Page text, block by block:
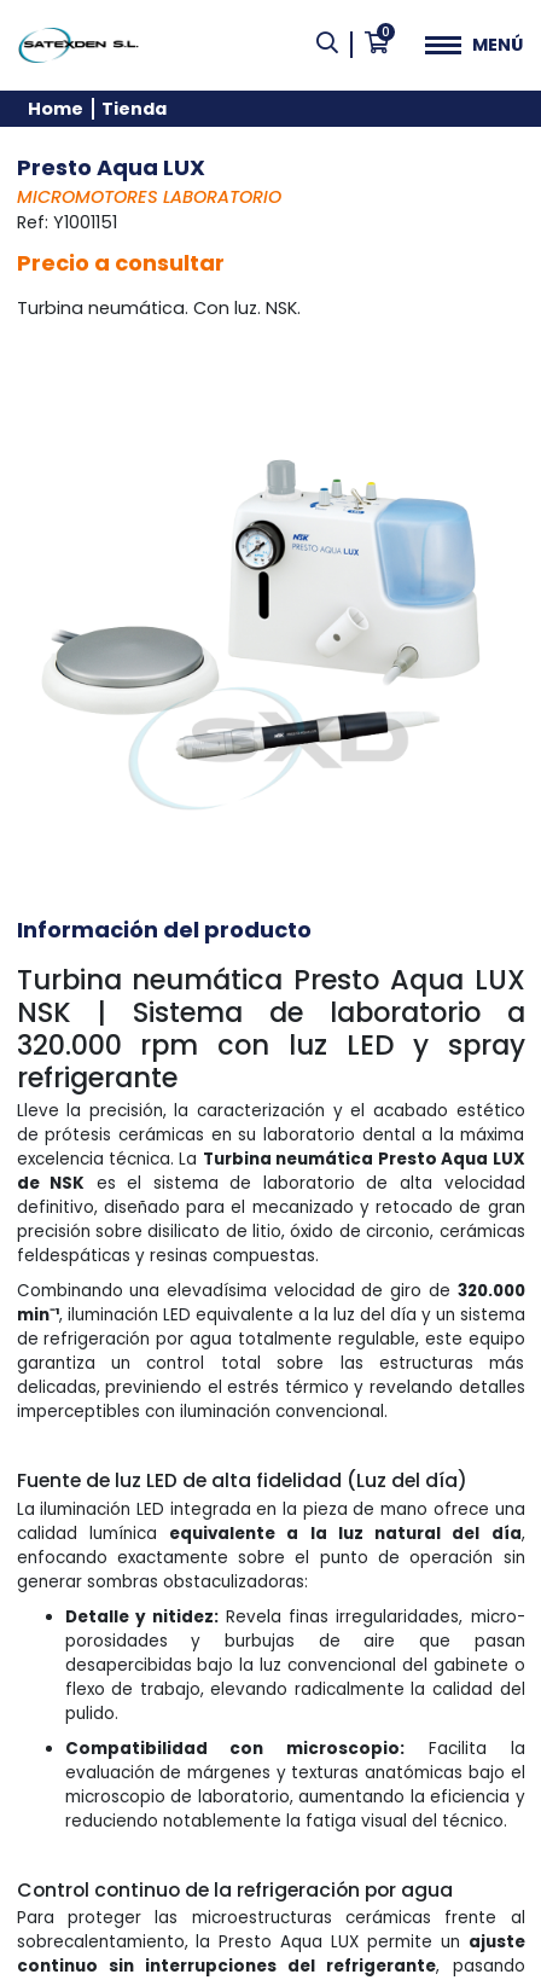
0
MENÚ
Home Tienda
Presto Aqua LUX
MICROMOTORES LABORATORIO
Ref: Y1001151
Precio a consultar
Turbina neumática. Con luz. NSK.
Información del producto
Turbina neumática Presto Aqua LUX
NSK | Sistema de laboratorio a
320.000 rpm con luz LED y spray
refrigerante
Lleve la precisión, la caracterización y el acabado estético
de prótesis cerámicas en su laboratorio dental a la máxima
excelencia técnica. La Turbina neumática Presto Aqua LUX
de NSK es el sistema de laboratorio de alta velocidad
definitivo, diseñado para el mecanizado y retocado de gran
precisión sobre disilicato de litio, óxido de circonio, cerámicas
feldespáticas y resinas compuestas.
Combinando una elevadísima velocidad de giro de 320.000
min⁻¹, iluminación LED equivalente a la luz del día y un sistema
de refrigeración por agua totalmente regulable, este equipo
garantiza un control total sobre las estructuras más
delicadas, previniendo el estrés térmico y revelando detalles
imperceptibles con iluminación convencional.
Fuente de luz LED de alta fidelidad (Luz del día)
La iluminación LED integrada en la pieza de mano ofrece una
calidad lumínica equivalente a la luz natural del día,
enfocando exactamente sobre el punto de operación sin
generar sombras obstaculizadoras:
Detalle y nitidez:Revela finas irregularidades, micro-
porosidades y burbujas de aire que pasan
desapercibidas bajo la luz convencional del gabinete o
flexo de trabajo, elevando radicalmente la calidad del
pulido.
Compatibilidad con microscopio: Facilita la
evaluación de márgenes y texturas anatómicas bajo el
microscopio de laboratorio, aumentando la eficiencia y
reduciendo notablemente la fatiga visual del técnico.
Control continuo de la refrigeración por agua
Para proteger las microestructuras cerámicas frente al
sobrecalentamiento, la Presto Aqua LUX permite un ajuste
continuo sin interrupciones del refrigerante, pasando